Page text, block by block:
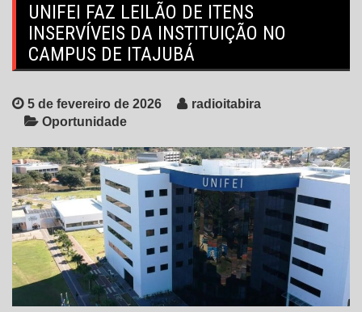
UNIFEI FAZ LEILÃO DE ITENS
INSERVÍVEIS DA INSTITUIÇÃO NO
CAMPUS DE ITAJUBÁ
5 de fevereiro de 2026
radioitabira
Oportunidade